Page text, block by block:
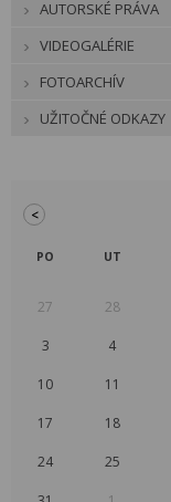
AUTORSKÉ PRÁVA
VIDEOGALÉRIE
FOTOARCHÍV
UŽITOČNÉ ODKAZY
<
PO UT
27 28
3 4
10 11
17 18
24 25